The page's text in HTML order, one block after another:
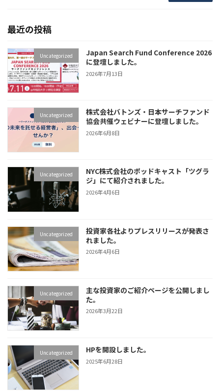
最近の投稿
Uncategorized
Japan Search Fund Conference 2026
に登壇しました。
2026年7月13日
Uncategorized
株式会社バトンズ・日本サーチファンド
協会共催ウェビナーに登壇しました。
2026年6月8日
Uncategorized
NYC株式会社のポッドキャスト「ツグラ
ジ」にて紹介されました。
2026年4月6日
Uncategorized
投資家各社よりプレスリリースが発表さ
れました。
2026年4月6日
Uncategorized
主な投資家のご紹介ページを公開しまし
た。
2026年3月22日
Uncategorized HPを開設しました。
2025年6月28日